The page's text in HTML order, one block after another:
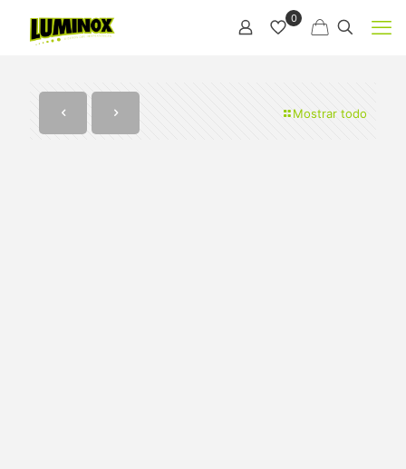
0
Mostrar todo